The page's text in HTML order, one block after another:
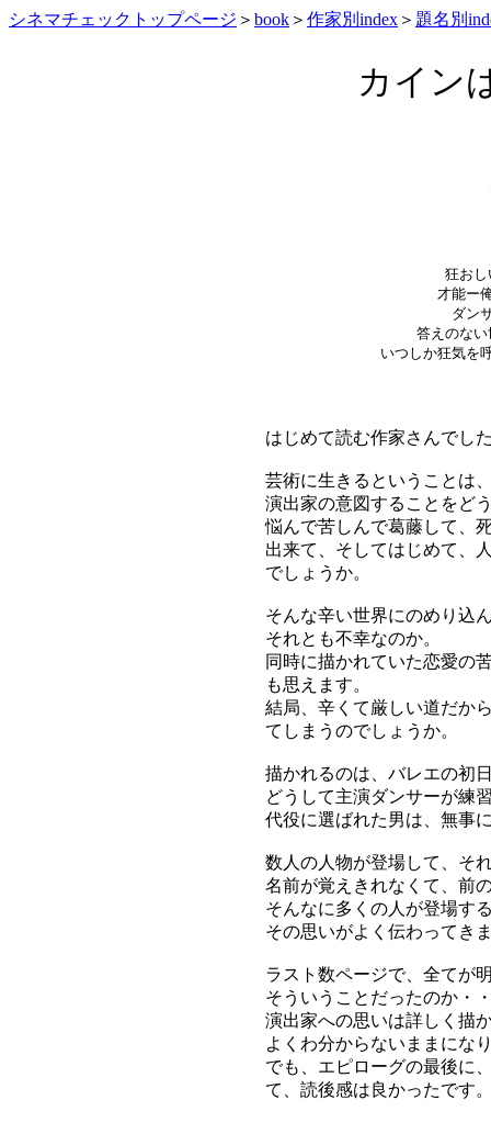
シネマチェックトップページ ＞ book ＞ 作家別index ＞ 題名別
カイン
狂おし
才能ー
ダン
答えのな
いつしか狂気を
はじめて読む作家さんでし
芸術に生きるということは
演出家の意図することをど
悩んで苦しんで葛藤して、
出来て、そしてはじめて、
でしょうか。
そんな辛い世界にのめり込
それとも不幸なのか。
同時に描かれていた恋愛の
も思えます。
結局、辛くて厳しい道だか
てしまうのでしょうか。
描かれるのは、バレエの初
どうして主演ダンサーが練
代役に選ばれた男は、無事
数人の人物が登場して、そ
名前が覚えきれなくて、前
そんなに多くの人が登場す
その思いがよく伝わってき
ラスト数ページで、全てが
そういうことだったのか・
演出家への思いは詳しく描
よくわ分からないままにな
でも、エピローグの最後に
て、読後感は良かったです